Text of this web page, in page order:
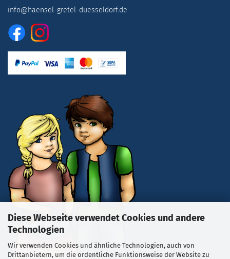
Diese Webseite verwendet Cookies und andere
Technologien
Wir verwenden Cookies und ähnliche Technologien, auch von
Drittanbietern, um die ordentliche Funktionsweise der Website zu
info@haensel-gretel-duesseldorf.de